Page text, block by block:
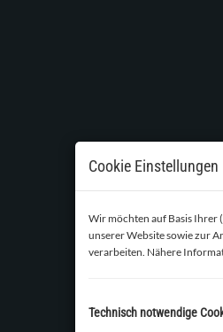
Cookie Einstellungen
Wir möchten auf Basis Ihrer
unserer Website sowie zur
verarbeiten. Nähere
Technisch notwendige